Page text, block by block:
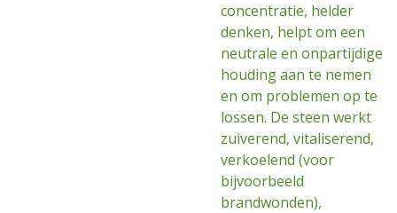
concentratie, helder
denken, helpt om een
neutrale en onpartijdige
houding aan te nemen
en om problemen op te
lossen. De steen werkt
zuiverend, vitaliserend,
verkoelend (voor
bijvoorbeeld
brandwonden),